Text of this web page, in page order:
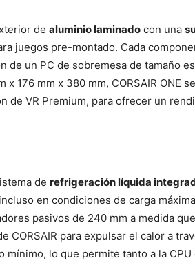
de aluminio laminado con una
juegos pre-montado. Cada
de un PC de sobremesa de tamaño
x 176 mm x 380 mm, CORSAIR
de VR Premium, para ofrecer un
de refrigeración líquida
en condiciones de carga
pasivos de 240 mm a medida
CORSAIR para expulsar el calor a
mínimo, lo que permite tanto a la